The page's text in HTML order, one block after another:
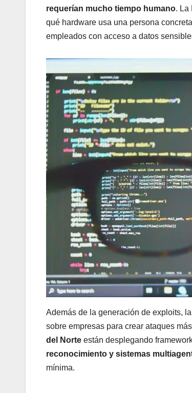
requerían mucho tiempo humano. La
qué hardware usa una persona
empleados con acceso a datos
Además de la generación de exploits,
sobre empresas para crear ataques
del Norte están desplegando
reconocimiento y sistemas
mínima.